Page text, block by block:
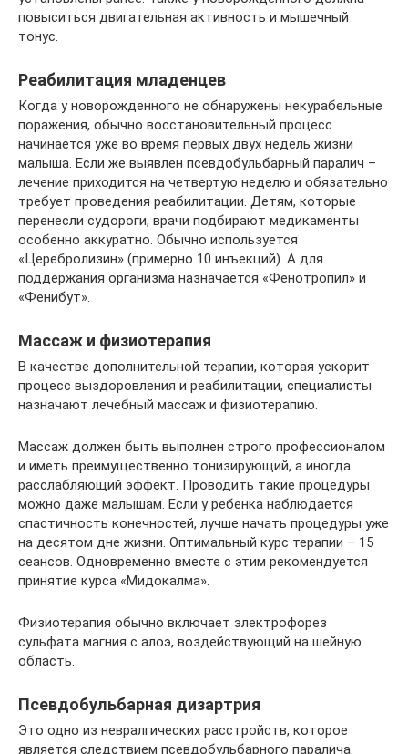
повыситься двигательная активность и мышечный
тонус.
Реабилитация младенцев
Когда у новорожденного не обнаружены некурабельные
поражения, обычно восстановительный процесс
начинается уже во время первых двух недель жизни
малыша. Если же выявлен псевдобульбарный паралич –
лечение приходится на четвертую неделю и обязательно
требует проведения реабилитации. Детям, которые
перенесли судороги, врачи подбирают медикаменты
особенно аккуратно. Обычно используется
«Церебролизин» (примерно 10 инъекций). А для
поддержания организма назначается «Фенотропил» и
«Фенибут».
Массаж и физиотерапия
В качестве дополнительной терапии, которая ускорит
процесс выздоровления и реабилитации, специалисты
назначают лечебный массаж и физиотерапию.
Массаж должен быть выполнен строго профессионалом
и иметь преимущественно тонизирующий, а иногда
расслабляющий эффект. Проводить такие процедуры
можно даже малышам. Если у ребенка наблюдается
спастичность конечностей, лучше начать процедуры уже
на десятом дне жизни. Оптимальный курс терапии – 15
сеансов. Одновременно вместе с этим рекомендуется
принятие курса «Мидокалма».
Физиотерапия обычно включает электрофорез
сульфата магния с алоэ, воздействующий на шейную
область.
Псевдобульбарная дизартрия
Это одно из невралгических расстройств, которое
является следствием псевдобульбарного паралича.